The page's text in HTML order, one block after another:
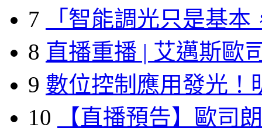
7
「智能調光只是基本
8 直播重播 | 艾邁斯歐
9 數位控制應用發光！
10
【直播預告】歐司